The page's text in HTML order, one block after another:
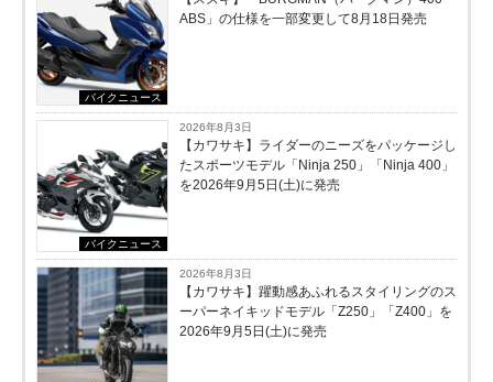
バイクニュース
ABS」の仕様を一部変更して8月18日発売
バイクニュース
2026年8月3日
【カワサキ】ライダーのニーズをパッケージし
たスポーツモデル「Ninja 250」「Ninja 400」
を2026年9月5日(土)に発売
2026年8月3日
【カワサキ】躍動感あふれるスタイリングのス
ーパーネイキッドモデル「Z250」「Z400」を
2026年9月5日(土)に発売